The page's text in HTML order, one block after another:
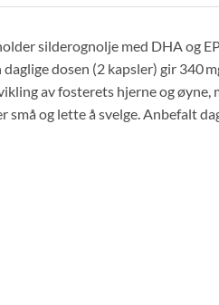
silderognolje med DHA og
dosen (2 kapsler) gir 340
av fosterets hjerne og øyne,
og lette å svelge. Anbefalt